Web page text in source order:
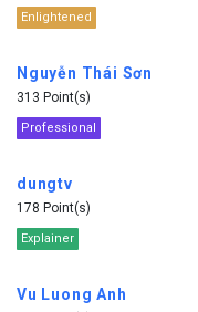
Enlightened
Nguyễn Thái Sơn
313 Point(s)
Professional
dungtv
178 Point(s)
Explainer
Vu Luong Anh